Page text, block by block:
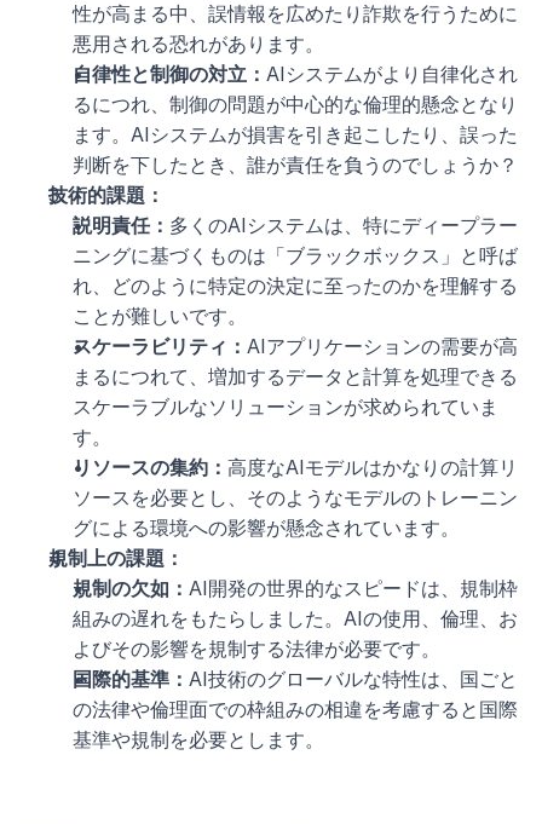
性が高まる中、誤情報を広めたり詐欺を行うために
悪用される恐れがあります。
自律性と制御の対立： AIシステムがより自律化され
るにつれ、制御の問題が中心的な倫理的懸念となり
ます。AIシステムが損害を引き起こしたり、誤った
判断を下したとき、誰が責任を負うのでしょうか？
技術的課題：
説明責任： 多くのAIシステムは、特にディープラー
ニングに基づくものは「ブラックボックス」と呼ば
れ、どのように特定の決定に至ったのかを理解する
ことが難しいです。
スケーラビリティ： AIアプリケーションの需要が高
まるにつれて、増加するデータと計算を処理できる
スケーラブルなソリューションが求められていま
す。
リソースの集約： 高度なAIモデルはかなりの計算リ
ソースを必要とし、そのようなモデルのトレーニン
グによる環境への影響が懸念されています。
規制上の課題：
規制の欠如： AI開発の世界的なスピードは、規制枠
組みの遅れをもたらしました。AIの使用、倫理、お
よびその影響を規制する法律が必要です。
国際的基準： AI技術のグローバルな特性は、国ごと
の法律や倫理面での枠組みの相違を考慮すると国際
基準や規制を必要とします。